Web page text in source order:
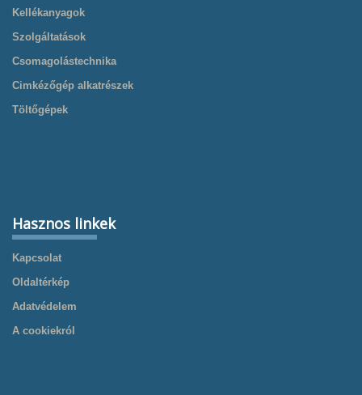
Kellékanyagok
Szolgáltatások
Csomagolástechnika
Cimkézőgép alkatrészek
Töltőgépek
Hasznos linkek
Kapcsolat
Oldaltérkép
Adatvédelem
A cookiekról